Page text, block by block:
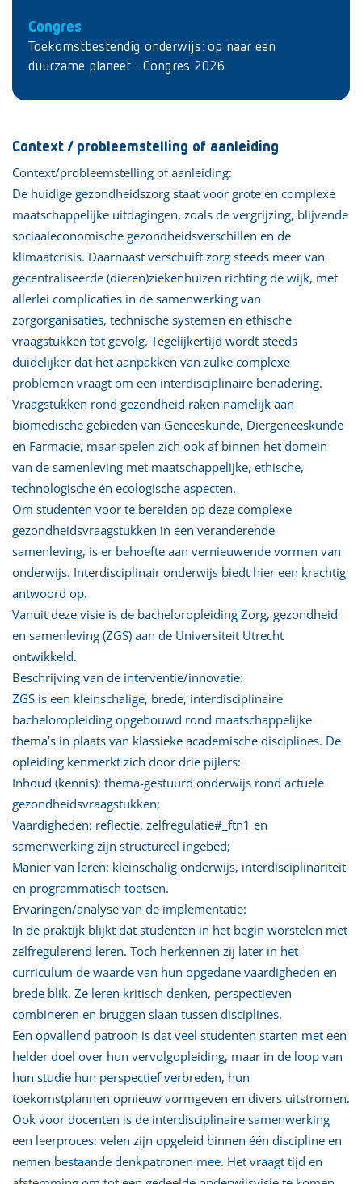
Congres
Toekomstbestendig onderwijs: op naar een
duurzame planeet - Congres 2026
Context / probleemstelling of aanleiding
Context/probleemstelling of aanleiding:
De huidige gezondheidszorg staat voor grote en complexe
maatschappelijke uitdagingen, zoals de vergrijzing, blijvende
sociaaleconomische gezondheidsverschillen en de
klimaatcrisis. Daarnaast verschuift zorg steeds meer van
gecentraliseerde (dieren)ziekenhuizen richting de wijk, met
allerlei complicaties in de samenwerking van
zorgorganisaties, technische systemen en ethische
vraagstukken tot gevolg. Tegelijkertijd wordt steeds
duidelijker dat het aanpakken van zulke complexe
problemen vraagt om een interdisciplinaire benadering.
Vraagstukken rond gezondheid raken namelijk aan
biomedische gebieden van Geneeskunde, Diergeneeskunde
en Farmacie, maar spelen zich ook af binnen het domein
van de samenleving met maatschappelijke, ethische,
technologische én ecologische aspecten.
Om studenten voor te bereiden op deze complexe
gezondheidsvraagstukken in een veranderende
samenleving, is er behoefte aan vernieuwende vormen van
onderwijs. Interdisciplinair onderwijs biedt hier een krachtig
antwoord op.
Vanuit deze visie is de bacheloropleiding Zorg, gezondheid
en samenleving (ZGS) aan de Universiteit Utrecht
ontwikkeld.
Beschrijving van de interventie/innovatie:
ZGS is een kleinschalige, brede, interdisciplinaire
bacheloropleiding opgebouwd rond maatschappelijke
thema’s in plaats van klassieke academische disciplines. De
opleiding kenmerkt zich door drie pijlers:
Inhoud (kennis): thema-gestuurd onderwijs rond actuele
gezondheidsvraagstukken;
Vaardigheden: reflectie, zelfregulatie#_ftn1 en
samenwerking zijn structureel ingebed;
Manier van leren: kleinschalig onderwijs, interdisciplinariteit
en programmatisch toetsen.
Ervaringen/analyse van de implementatie:
In de praktijk blijkt dat studenten in het begin worstelen met
zelfregulerend leren. Toch herkennen zij later in het
curriculum de waarde van hun opgedane vaardigheden en
brede blik. Ze leren kritisch denken, perspectieven
combineren en bruggen slaan tussen disciplines.
Een opvallend patroon is dat veel studenten starten met een
helder doel over hun vervolgopleiding, maar in de loop van
hun studie hun perspectief verbreden, hun
toekomstplannen opnieuw vormgeven en divers uitstromen.
Ook voor docenten is de interdisciplinaire samenwerking
een leerproces: velen zijn opgeleid binnen één discipline en
nemen bestaande denkpatronen mee. Het vraagt tijd en